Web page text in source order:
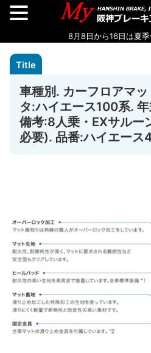
車種別. カーフロアマ
タ:ハイエース100系.
備考:8人乗・EXサルー
必要). 品番:ハイエース